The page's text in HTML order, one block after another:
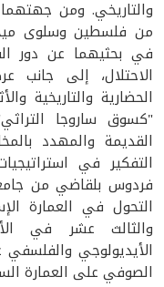
والتاريخي. ومن
من فلسطين وسلوى
في بحثيهما عن دور
الاحتلال، إلى جانب
الحضارية والتاريخية
"كسوق ساروجا
القديمة والمهدد
التفكير في
فردوس بلقاضي من
التحول في العمارة
والثالث عشر في
الأيديولوجي والفلسفي
الصوفي على العمارة